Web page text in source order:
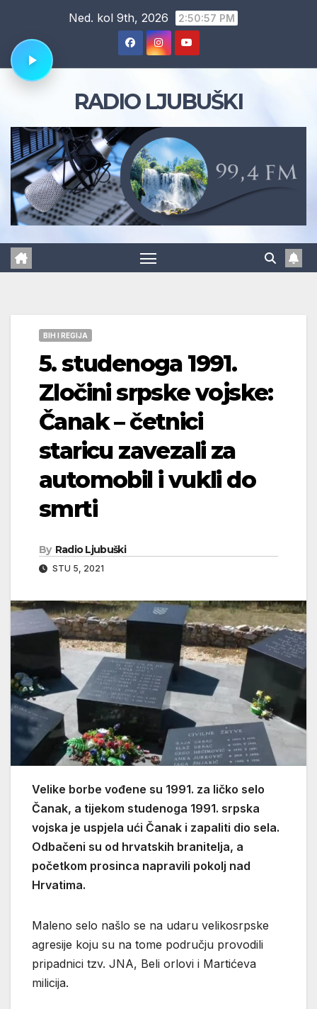
content
Ned. kol 9th, 2026 2:50:58 PM
RADIO LJUBUŠKI
BIH I REGIJA
5. studenoga 1991.
Zločini srpske vojske:
Čanak – četnici
staricu zavezali za
automobil i vukli do
smrti
By Radio Ljubuški
STU 5, 2021
Velike borbe vođene su 1991. za ličko selo
Čanak, a tijekom studenoga 1991. srpska
vojska je uspjela ući Čanak i zapaliti dio sela.
Odbačeni su od hrvatskih branitelja, a
početkom prosinca napravili pokolj nad
Hrvatima.
Maleno selo našlo se na udaru velikosrpske
agresije koju su na tome području provodili
pripadnici tzv. JNA, Beli orlovi i Martićeva
milicija.